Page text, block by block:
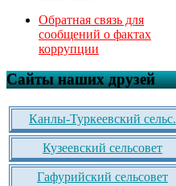
Обратная связь для
сообщений о фактах
коррупции
Сайты наших друзей
Канлы-Туркеевский сельс.
Кузеевский сельсовет
Гафурийский сельсовет